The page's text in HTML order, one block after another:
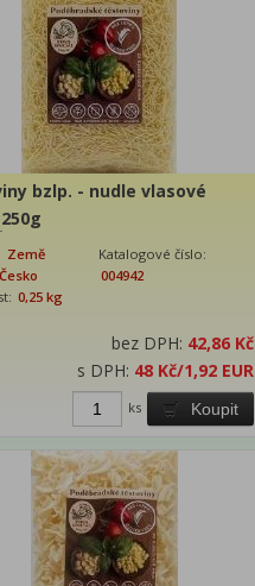
bzlp. - nudle vlasové
Země
Katalogové číslo:
004942
0,25 kg
bez DPH: 42,86 Kč
s DPH: 48 Kč/1,92 EUR
Koupit
ks